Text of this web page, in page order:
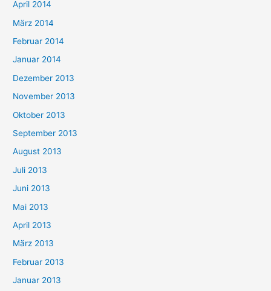
April 2014
März 2014
Februar 2014
Januar 2014
Dezember 2013
November 2013
Oktober 2013
September 2013
August 2013
Juli 2013
Juni 2013
Mai 2013
April 2013
März 2013
Februar 2013
Januar 2013